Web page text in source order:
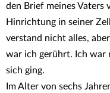
den Brief meines Vaters
Hinrichtung in seiner
verstand nicht alles,
war ich gerührt. Ich war
sich ging.
Im Alter von sechs